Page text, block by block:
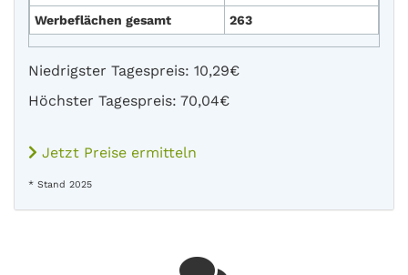
Werbeflächen gesamt
263
Niedrigster Tagespreis: 10,29€
Höchster Tagespreis: 70,04€
Jetzt Preise ermitteln
* Stand 2025